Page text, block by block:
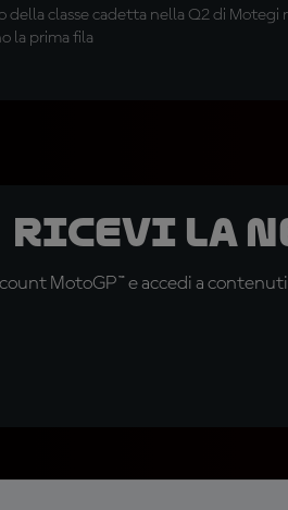
della classe cadetta nella Q2 di Motegi
la prima fila
Ricevi la
MotoGP™ e accedi a